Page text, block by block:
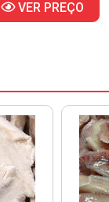
VER PREÇO